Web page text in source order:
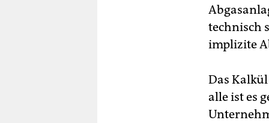
technisch
implizite
Das
alle ist es